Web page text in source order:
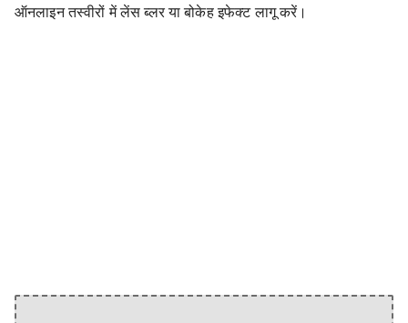
ऑनलाइन तस्वीरों में लेंस ब्लर या बोकेह इफेक्ट लागू करें।